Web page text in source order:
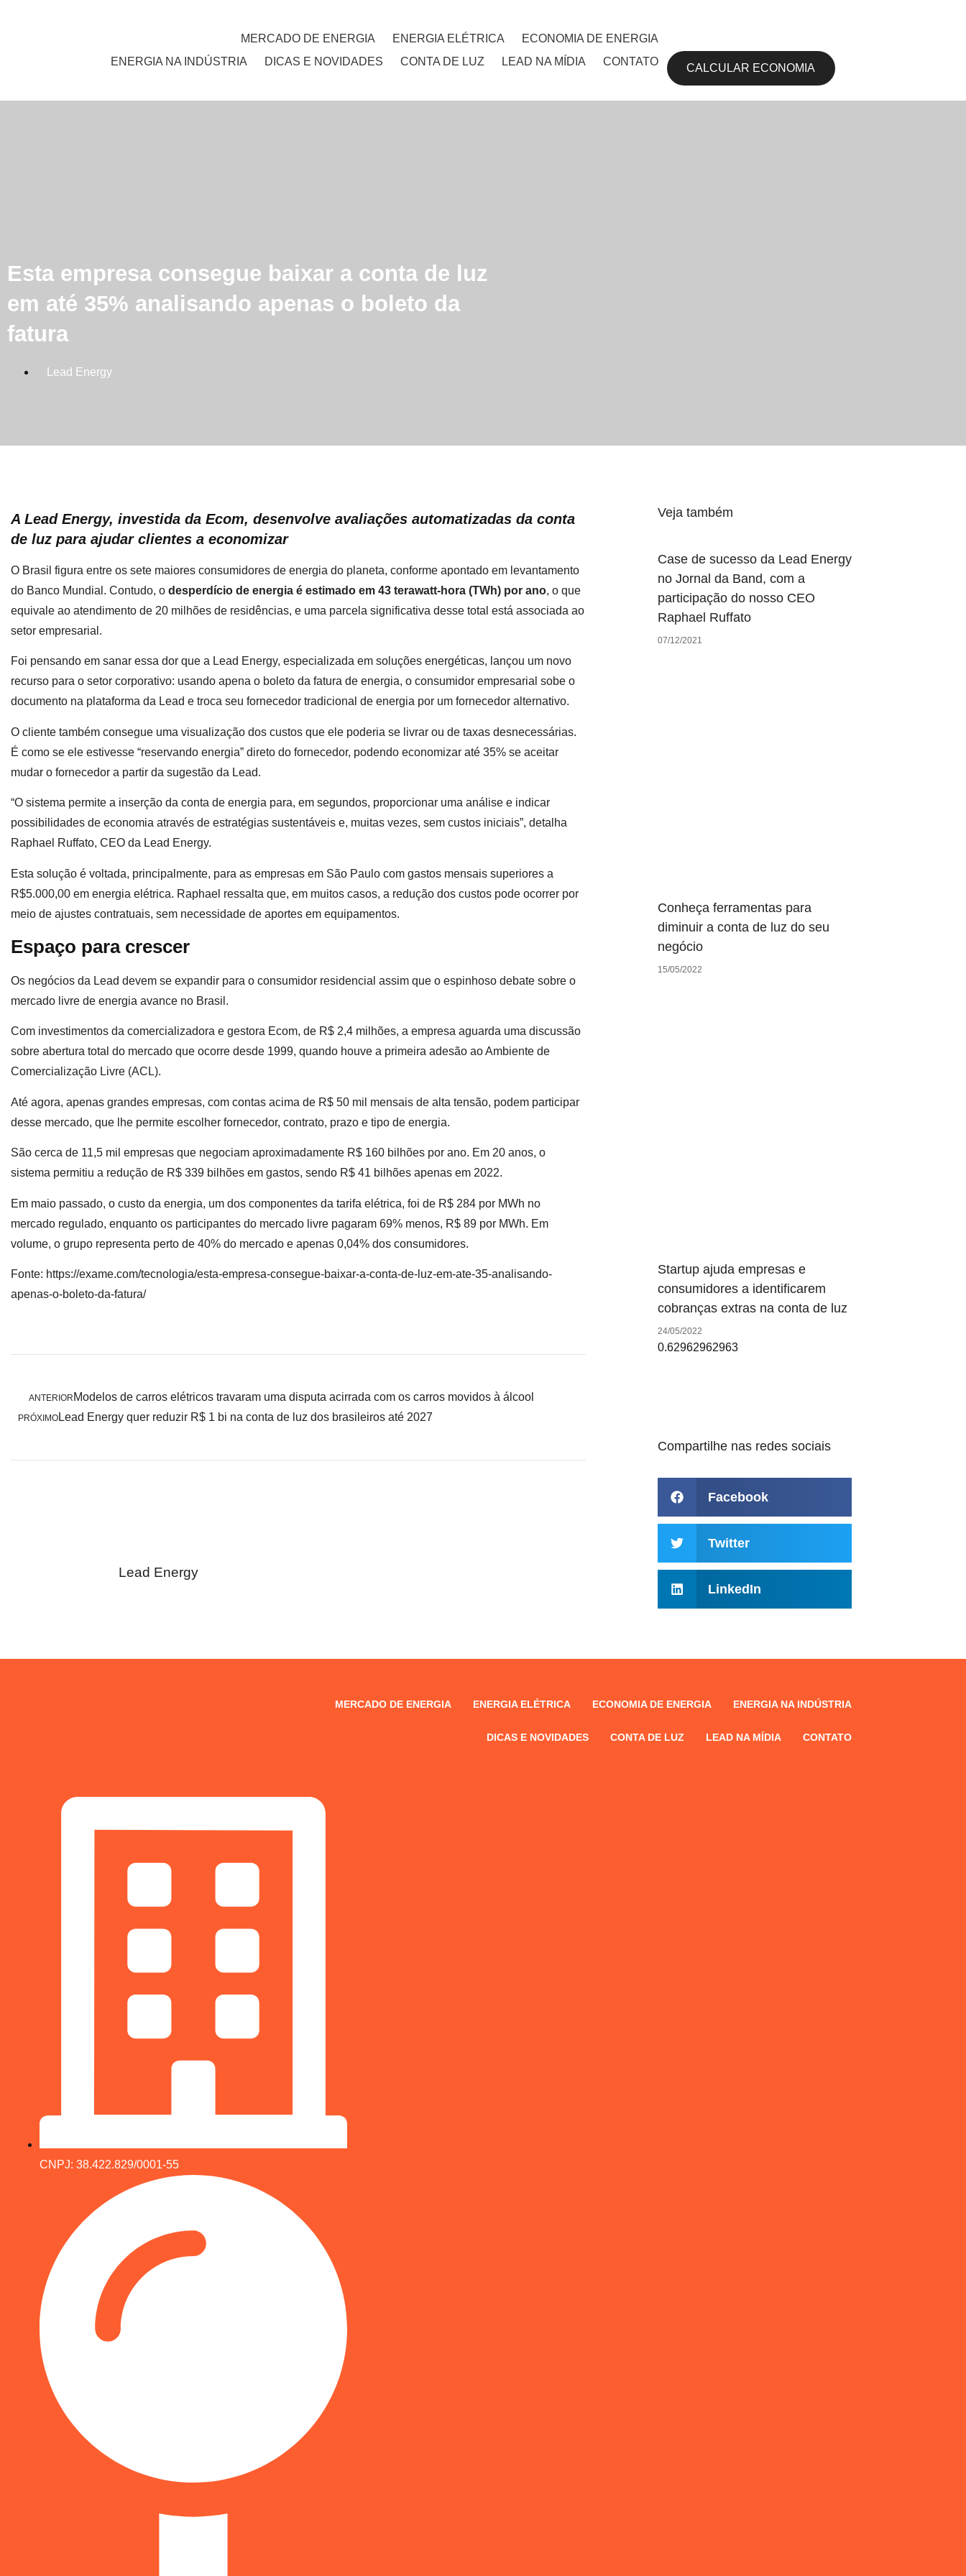
MERCADO DE ENERGIA ENERGIA ELÉTRICA
ECONOMIA DE ENERGIA
ENERGIA NA INDÚSTRIA
DICAS E NOVIDADES CONTA DE LUZ LEAD NA MÍDIA CONTATO
CALCULAR ECONOMIA
Esta empresa consegue baixar a conta de luz
em até 35% analisando apenas o boleto da
fatura
Lead Energy
A Lead Energy, investida da Ecom, desenvolve avaliações automatizadas da conta
de luz para ajudar clientes a economizar
O Brasil figura entre os sete maiores consumidores de energia do planeta, conforme apontado em levantamento
do Banco Mundial. Contudo, o desperdício de energia é estimado em 43 terawatt-hora (TWh) por ano, o que
equivale ao atendimento de 20 milhões de residências, e uma parcela significativa desse total está associada ao
setor empresarial.
Foi pensando em sanar essa dor que a Lead Energy, especializada em soluções energéticas, lançou um novo
recurso para o setor corporativo: usando apena o boleto da fatura de energia, o consumidor empresarial sobe o
documento na plataforma da Lead e troca seu fornecedor tradicional de energia por um fornecedor alternativo.
O cliente também consegue uma visualização dos custos que ele poderia se livrar ou de taxas desnecessárias.
É como se ele estivesse “reservando energia” direto do fornecedor, podendo economizar até 35% se aceitar
mudar o fornecedor a partir da sugestão da Lead.
“O sistema permite a inserção da conta de energia para, em segundos, proporcionar uma análise e indicar
possibilidades de economia através de estratégias sustentáveis e, muitas vezes, sem custos iniciais”, detalha
Raphael Ruffato, CEO da Lead Energy.
Esta solução é voltada, principalmente, para as empresas em São Paulo com gastos mensais superiores a
R$5.000,00 em energia elétrica. Raphael ressalta que, em muitos casos, a redução dos custos pode ocorrer por
meio de ajustes contratuais, sem necessidade de aportes em equipamentos.
Espaço para crescer
Os negócios da Lead devem se expandir para o consumidor residencial assim que o espinhoso debate sobre o
mercado livre de energia avance no Brasil.
Com investimentos da comercializadora e gestora Ecom, de R$ 2,4 milhões, a empresa aguarda uma discussão
sobre abertura total do mercado que ocorre desde 1999, quando houve a primeira adesão ao Ambiente de
Comercialização Livre (ACL).
Até agora, apenas grandes empresas, com contas acima de R$ 50 mil mensais de alta tensão, podem participar
desse mercado, que lhe permite escolher fornecedor, contrato, prazo e tipo de energia.
São cerca de 11,5 mil empresas que negociam aproximadamente R$ 160 bilhões por ano. Em 20 anos, o
sistema permitiu a redução de R$ 339 bilhões em gastos, sendo R$ 41 bilhões apenas em 2022.
Em maio passado, o custo da energia, um dos componentes da tarifa elétrica, foi de R$ 284 por MWh no
mercado regulado, enquanto os participantes do mercado livre pagaram 69% menos, R$ 89 por MWh. Em
volume, o grupo representa perto de 40% do mercado e apenas 0,04% dos consumidores.
Fonte: https://exame.com/tecnologia/esta-empresa-consegue-baixar-a-conta-de-luz-em-ate-35-analisando-
apenas-o-boleto-da-fatura/
ANTERIOR Modelos de carros elétricos travaram uma disputa acirrada com os carros movidos à álcool
PRÓXIMO Lead Energy quer reduzir R$ 1 bi na conta de luz dos brasileiros até 2027
Lead Energy
Veja também
Case de sucesso da Lead Energy
no Jornal da Band, com a
participação do nosso CEO
Raphael Ruffato
07/12/2021
Conheça ferramentas para
diminuir a conta de luz do seu
negócio
15/05/2022
Startup ajuda empresas e
consumidores a identificarem
cobranças extras na conta de luz
24/05/2022
Compartilhe nas redes sociais
Facebook
Twitter
LinkedIn
MERCADO DE ENERGIA ENERGIA ELÉTRICA ECONOMIA DE ENERGIA ENERGIA NA INDÚSTRIA
DICAS E NOVIDADES CONTA DE LUZ LEAD NA MÍDIA CONTATO
CNPJ: 38.422.829/0001-55